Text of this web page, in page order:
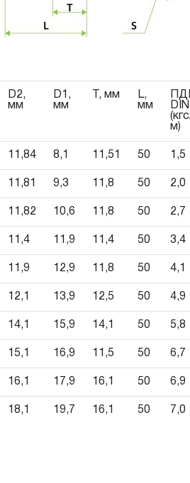
D2,
мм
D1,
мм
T, мм
L,
мм
DIN
м)
11,84 8,1 11,51 50 1,5
11,81 9,3 11,8 50 2,0
11,82 10,6 11,8 50 2,7
11,4 11,9 11,4 50 3,4
11,9 12,9 11,8 50 4,1
12,1 13,9 12,5 50 4,9
14,1 15,9 14,1 50 5,8
15,1 16,9 11,5 50 6,7
16,1 17,9 16,1 50 6,9
18,1 19,7 16,1 50 7,0
инструмента, которые
тех групп инструмента,
марки CARBON®
начала эксплуатации всех
перечислены в п.3.4
слесарно-монтажного,
измерительного и
«ограниченная гарантия»:
в своей конструкции
трещоточные, рукоятки
ограниченный
месяцев.
тестеры,
усилители крутящего